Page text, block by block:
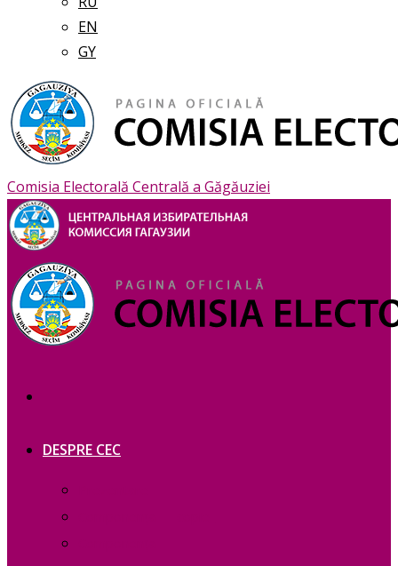
EN
GY
Comisia Electorală Centrală a Găgăuziei
DESPRE CEC